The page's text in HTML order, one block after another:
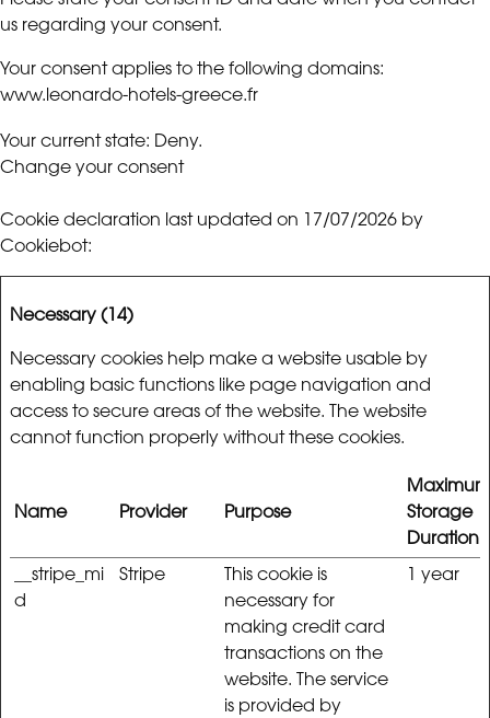
us regarding your consent.
Your consent applies to the following domains:
www.leonardo-hotels-greece.fr
Your current state: Deny.
Change your consent
Cookie declaration last updated on 17/07/2026 by
Cookiebot:
Necessary (14)
Necessary cookies help make a website usable by
enabling basic functions like page navigation and
access to secure areas of the website. The website
cannot function properly without these cookies.
Name Provider Purpose
Maximum
Storage
Duration
__stripe_mi
d
Stripe
This cookie is
necessary for
making credit card
transactions on the
website. The service
is provided by
1 year